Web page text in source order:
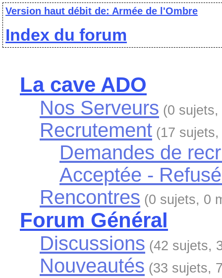
Version haut débit de: Armée de l'Ombre
Index du forum
La cave ADO
Nos Serveurs (0
Recrutement (17
Demandes de
Acceptée -
Rencontres (0 sujets, 0
Forum Général
Discussions (42 sujets,
Nouveautés (33 sujets,